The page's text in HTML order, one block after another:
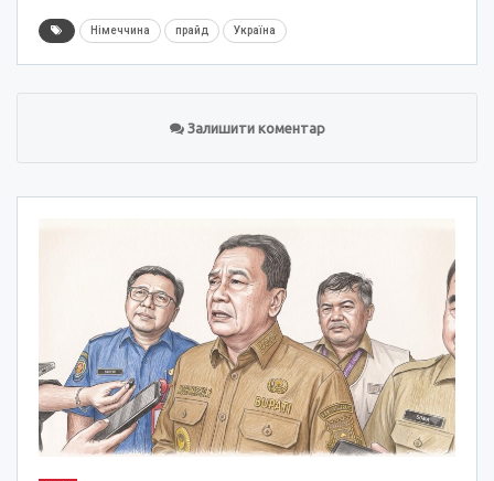
Німеччина прайд Україна
Залишити коментар